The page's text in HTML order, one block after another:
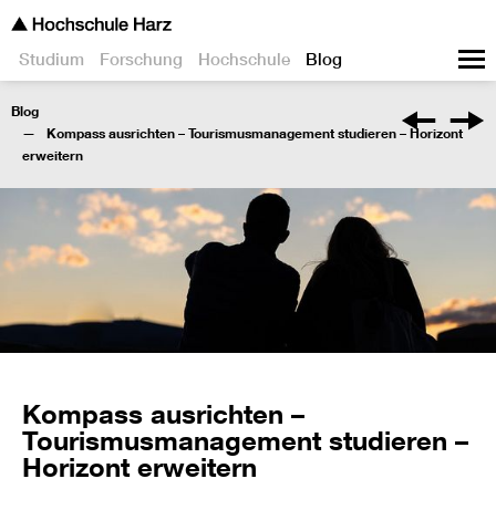
Studium Forschung Hochschule Blog
Blog
Kompass ausrichten – Tourismusmanagement studieren – Horizont
erweitern
Kompass ausrichten –
Tourismusmanagement studieren –
Horizont erweitern